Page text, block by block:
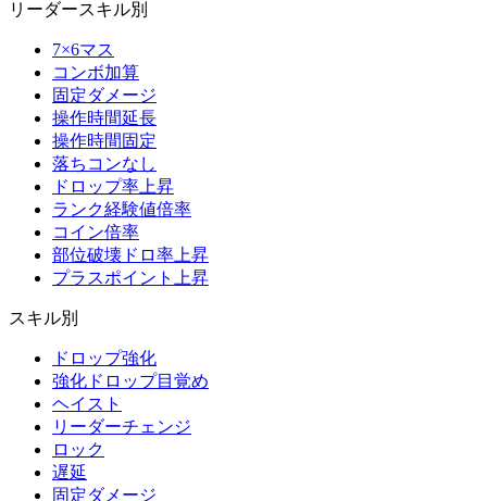
リーダースキル別
7×6マス
コンボ加算
固定ダメージ
操作時間延長
操作時間固定
落ちコンなし
ドロップ率上昇
ランク経験値倍率
コイン倍率
部位破壊ドロ率上昇
プラスポイント上昇
スキル別
ドロップ強化
強化ドロップ目覚め
ヘイスト
リーダーチェンジ
ロック
遅延
固定ダメージ